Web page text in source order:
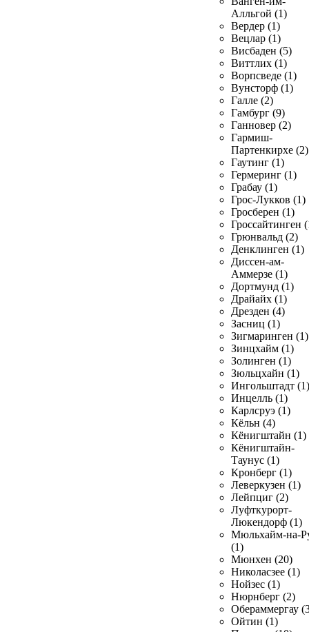
Алльгой (1)
Вердер (1)
Вецлар (1)
Висбаден (5)
Виттлих (1)
Ворпсведе (1)
Вунсторф (1)
Галле (2)
Гамбург (9)
Ганновер (2)
Гармиш-
Партенкирхе (2)
Гаутинг (1)
Гермеринг (1)
Грабау (1)
Грос-Лукков (1)
Гросберен (1)
Гроссайтинген
Грюнвальд (2)
Денклинген (1)
Диссен-ам-
Аммерзе (1)
Дортмунд (1)
Драйайх (1)
Дрезден (4)
Засниц (1)
Зигмаринген (1)
Зинцхайм (1)
Золинген (1)
Зюльцхайн (1)
Ингольштадт (1)
Инцелль (1)
Карлсруэ (1)
Кёльн (4)
Кёнигштайн (1)
Кёнигштайн-
Таунус (1)
Кронберг (1)
Леверкузен (1)
Лейпциг (2)
Луфткурорт-
Люкендорф (1)
Мюльхайм-на-
(1)
Мюнхен (20)
Николасзее (1)
Нойзес (1)
Нюрнберг (2)
Обераммергау
Ойтин (1)